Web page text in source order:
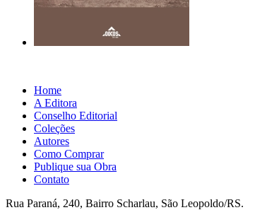
Home
A Editora
Conselho Editorial
Coleções
Autores
Como Comprar
Publique sua Obra
Contato
Rua Paraná, 240, Bairro Scharlau, São Leopoldo/RS.